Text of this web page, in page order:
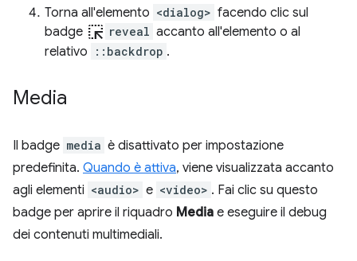
Torna all'elemento <dialog> facendo clic sul
badge ink_selection reveal accanto all'elemento o al
relativo
::backdrop .
Media
Il badge media è disattivato per impostazione
predefinita. Quando è attiva, viene visualizzata accanto
agli elementi <audio> e <video> . Fai clic su questo
badge per aprire il riquadro Media e eseguire il debug
dei contenuti multimediali.